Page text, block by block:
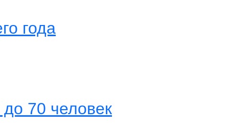
года
70 человек